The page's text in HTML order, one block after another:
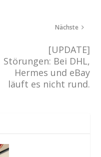
Nächste
[UPDATE]
Störungen: Bei DHL,
Hermes und eBay
läuft es nicht rund.